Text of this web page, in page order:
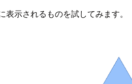
示されるものを試してみます。